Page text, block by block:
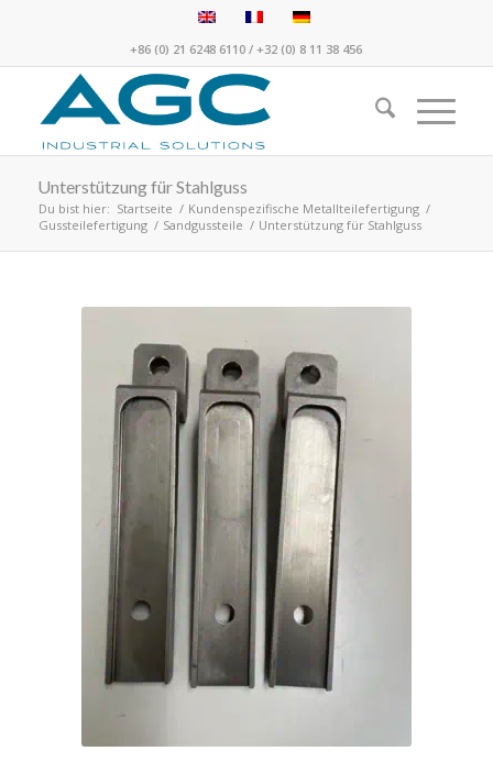
+86 (0) 21 6248 6110 /+32 (0) 8 11 38 456
Unterstützung für Stahlguss
Du bist hier: Startseite / Kundenspezifische Metallteilefertigung /
Gussteilefertigung / Sandgussteile / Unterstützung für Stahlguss